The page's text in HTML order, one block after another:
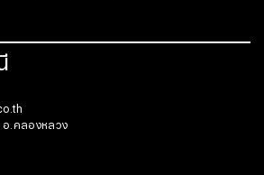
.คลองหลวง